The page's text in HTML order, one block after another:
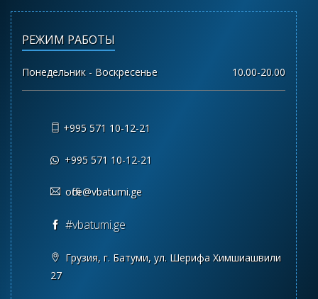
РЕЖИМ РАБОТЫ
Понедельник - Воскресенье 10.00-20.00
+995 571 10-12-21
+995 571 10-12-21
office@vbatumi.ge
#vbatumi.ge
Грузия, г. Батуми, ул. Шерифа Химшиашвили
27